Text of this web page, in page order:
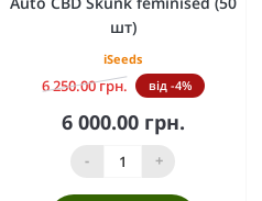
шт)
iSeeds
6 250.00 грн. від -4%
6 000.00 грн.
- +